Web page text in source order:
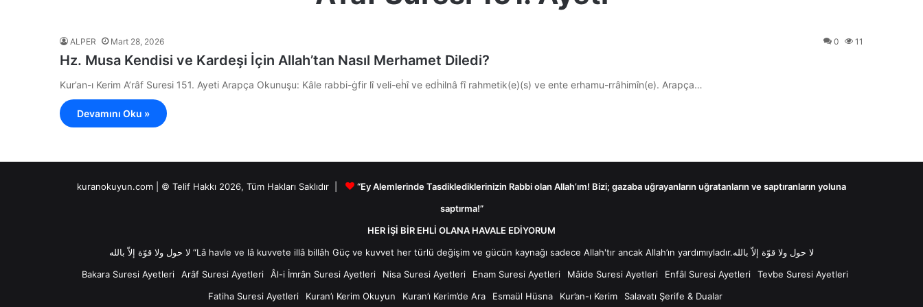
ALPER Mart 28, 2026 0 11
Hz. Musa Kendisi ve Kardeşi İçin Allah’tan Nasıl Merhamet Diledi?
Kur’an-ı Kerim A’râf Suresi 151. Ayeti Arapça Okunuşu: Kâle rabbi-ġfir lî veli-eḣî ve edḣilnâ fî rahmetik(e)(s) ve ente erhamu-rrâhimîn(e). Arapça…
Devamını Oku »
kuranokuyun.com | © Telif Hakkı 2026, Tüm Hakları Saklıdır |
“Ey Alemlerinde Tasdiklediklerinizin Rabbi olan Allah’ım! Bizi; gazaba uğrayanların uğratanların ve saptıranların yoluna
saptırma!”
HER İŞİ BİR EHLİ OLANA HAVALE EDİYORUM
لا حول ولا قوّة إلاّ بالله “Lâ havle ve lâ kuvvete illâ billâh Güç ve kuvvet her türlü değişim ve gücün kaynağı sadece Allah'tır ancak Allah’ın yardımıyladır.لا حول ولا قوّة إلاّ بالله
Bakara Suresi Ayetleri
Arâf Suresi Ayetleri Âl-i İmrân Suresi Ayetleri Nisa Suresi Ayetleri Enam Suresi Ayetleri Mâide Suresi Ayetleri Enfâl Suresi Ayetleri
Tevbe Suresi Ayetleri
Fatiha Suresi Ayetleri
Kuran’ı Kerim Okuyun Kuran’ı Kerim’de Ara Esmaül Hüsna Kur’an-ı Kerim Salavatı Şerife & Dualar